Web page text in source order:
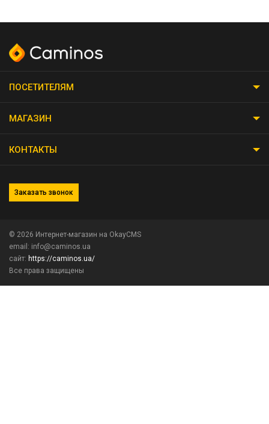
ПОСЕТИТЕЛЯМ
МАГАЗИН
КОНТАКТЫ
Заказать звонок
© 2026 Интернет-магазин на OkayCMS
email: info@caminos.ua
сайт: https://caminos.ua/
Все права защищены